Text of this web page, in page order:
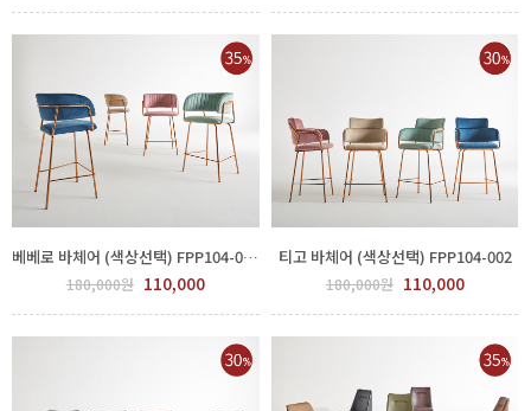
베베로 바체어 (색상선택) FPP104-001
180,000원 110,000
티고 바체어 (색상선택) FPP104-002
180,000원 110,000